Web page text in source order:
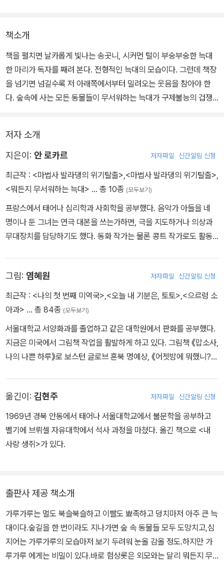
책소개
책을 펼치면 날카롭게 빛나는 송곳니, 시커먼 털이 부숭부숭한 늑대
한 마리가 독자를 째려 본다. 전형적인 늑대의 모습이다. 그런데 책장
을 넘기면 넘길수록 저 아래쪽에서부터 밀려오는 웃음을 참아야 한
다. 숲속에 사는 모든 동물들이 무서워하는 늑대가 구제불능의 겁쟁
캄캄한 어둠이 무서워서 '수리수리 마하수리, 내 전등은 여기 있어, 바
로 내 옆에. 난 절대로 꿈을 꾸지 않을 거야'라고 세번씩 중얼거리는
동물들처럼 늑대를 무서워하지도 않고, 세상에 무서운 것도 별로 없
다.
겉보기와 같은 존재가 세상 어디에 있을까마는 늑대와 소녀의 '표리
부동'은 상쾌한 웃음을 불러 일으킨다. 밤을 무서워하는 늑대와 늑대
인 역할의 반전이 재미있는 그림 동화책.
저자 소개
지은이: 안 로카르 저자파일 신간알림 신청
최근작 : <마법사 발라댕의 위기탈출>,<마법사 발라댕의 위기탈출>,
<뭐든지 무서워하는 늑대> … 총 10종 (모두보기)
프랑스에서 태어나 심리학과 사회학을 공부했다. 음악가 아들을 네
명이나 둔 그녀는 연극 대본을 쓰는가하면, 극을 지도하거나 의상과
무대장치를 담당하기도 했다. 동화 작가는 물론 콩트 작가로도 활동
는 늑대> 등 수십 권의 동화들이 있다.
그림: 염혜원 저자파일 신간알림 신청
최근작 : <나의 첫 번째 미역국>,<오늘 내 기분은, 토토>,<으르렁 소
아과> … 총 84종 (모두보기)
서울대학교 서양화과를 졸업하고 같은 대학원에서 판화를 공부했다.
지금은 미국에서 그림책 작업을 활발하게 하고 있다. 그림책 《맙소사,
나의 나쁜 하루》로 보스턴 글로브 혼북 명예상, 《어젯밤에 뭐했니?》
선정 문학상(APALA), 《수영장 가는 날》로 샬롯 졸로토상을 받았다.
그 밖에 쓰고 그린 책으로 《으르렁 소아과》, 《오늘 내 기분은, 토토》,
《나의 첫 번째 미역국》 등이 있고, 그린 책으로 《행복은 어디에나 있
어》, 《밤이 찾아오면 노래를 부를게》 등이 있다.
옮긴이: 김현주 저자파일 신간알림 신청
1969년 경북 안동에서 태어나 서울대학교에서 불문학을 공부하고
벨기에 브뤼셀 자유대학에서 석사 과정을 마쳤다. 옮긴 책으로 <내
사랑 생쥐>가 있다.
출판사 제공 책소개
가루가루는 멀도 북슬북슬하고 이빨도 뾰족하고 덩치마저 아주 큰 늑
대이다.숲길을 한 번이라도 지나가면 숲 속 동물들 모두 도망치고,심
지어는 가루가루의 모습마저 보기 두려워 눈올 감올 정도.하지만 가
루가루 에게는 비밀이 있다.바로 험상롯은 외모와는 달리 뭐든지 무